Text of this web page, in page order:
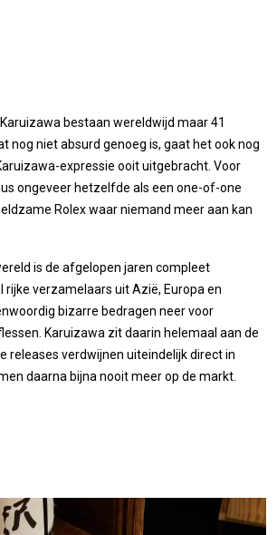
bestaan wereldwijd maar 41
nog niet absurd genoeg is, gaat het ook nog
expressie ooit uitgebracht. Voor
ongeveer hetzelfde als een one-of-one
Rolex waar niemand meer aan kan
is de afgelopen jaren compleet
rijke verzamelaars uit Azië, Europa en
bizarre bedragen neer voor
Karuizawa zit daarin helemaal aan de
releases verdwijnen uiteindelijk direct in
daarna bijna nooit meer op de markt.